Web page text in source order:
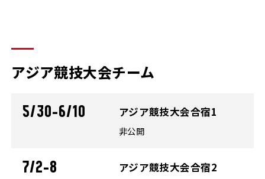
アジア競技大会チーム
5/30-6/10 アジア競技大会合宿1
非公開
7/2-8 アジア競技大会合宿2